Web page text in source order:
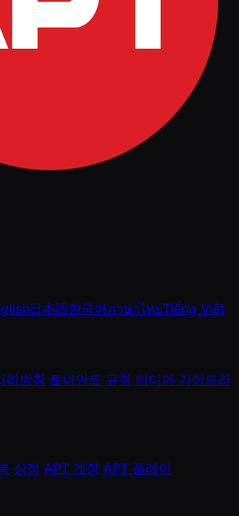
日本語한국어ภาษาไทยTiếng Việt
리방침 토너먼트 규칙 미디어 가이드라
상점 APT 계정 APT 플레이